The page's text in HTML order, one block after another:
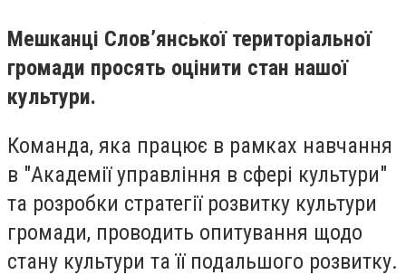
Мешканці Слов’янської територіальної
громади просять оцінити стан нашої
культури.
Команда, яка працює в рамках навчання
в "Академії управління в сфері культури"
та розробки стратегії розвитку культури
громади, проводить опитування щодо
стану культури та її подальшого розвитку.